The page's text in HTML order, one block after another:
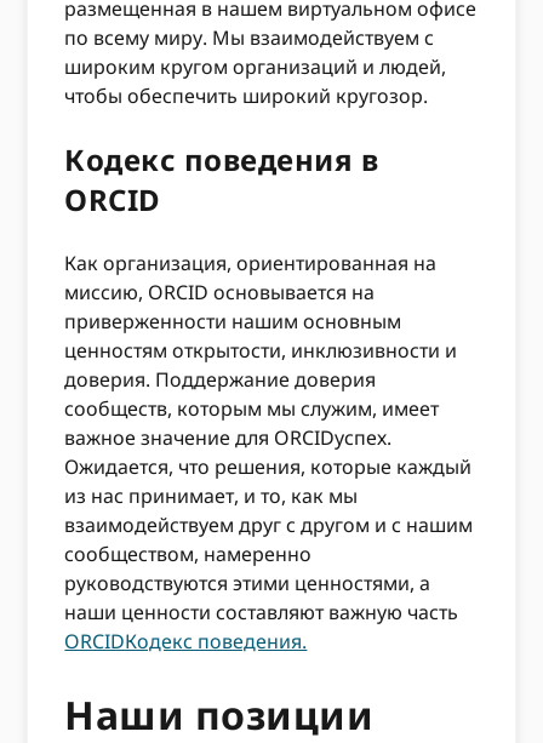
размещенная в нашем виртуальном офисе
по всему миру. Мы взаимодействуем с
широким кругом организаций и людей,
чтобы обеспечить широкий кругозор.
Кодекс поведения в
ORCID
Как организация, ориентированная на
миссию, ORCID основывается на
приверженности нашим основным
ценностям открытости, инклюзивности и
доверия. Поддержание доверия
сообществ, которым мы служим, имеет
важное значение для ORCIDуспех.
Ожидается, что решения, которые каждый
из нас принимает, и то, как мы
взаимодействуем друг с другом и с нашим
сообществом, намеренно
руководствуются этими ценностями, а
наши ценности составляют важную часть
ORCIDКодекс поведения.
Наши позиции